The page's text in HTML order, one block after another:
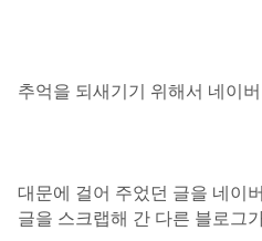
추억을 되새기기 위해서 네이
대문에 걸어 주었던 글을 네이
글을 스크랩해 간 다른 블로그